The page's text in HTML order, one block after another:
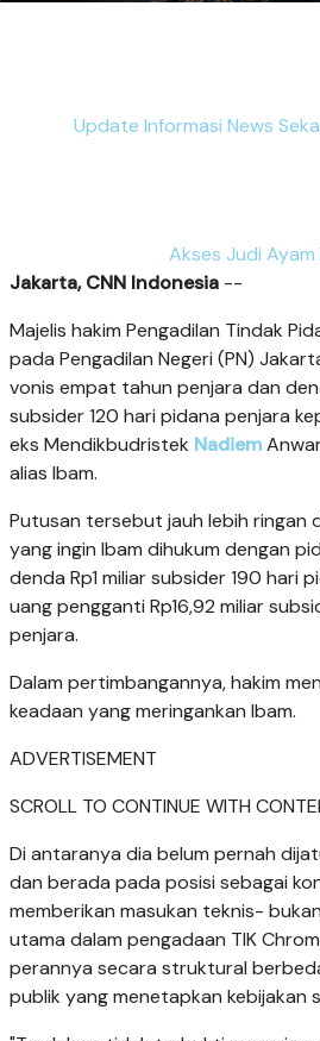
Update Informasi News
Akses Judi Ayam
Jakarta, CNN Indonesia --
Majelis hakim Pengadilan Tindak
pada Pengadilan Negeri (PN)
vonis empat tahun penjara dan
subsider 120 hari pidana penjara
eks Mendikbudristek Nadiem
alias Ibam.
Putusan tersebut jauh lebih ringan
yang ingin Ibam dihukum dengan
denda Rp1 miliar subsider 190 hari
uang pengganti Rp16,92 miliar
penjara.
Dalam pertimbangannya, hakim
keadaan yang meringankan Ibam.
ADVERTISEMENT
SCROLL TO CONTINUE WITH
Di antaranya dia belum pernah
dan berada pada posisi sebagai
memberikan masukan teknis-
utama dalam pengadaan TIK
perannya secara struktural
publik yang menetapkan kebijakan